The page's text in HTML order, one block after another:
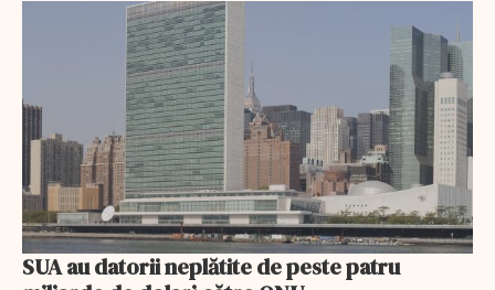
SUA au datorii neplătite de peste patru